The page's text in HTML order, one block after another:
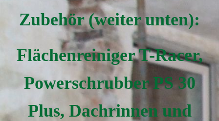
Zubehör (weiter unten):
Flächenreiniger T-Racer,
Powerschrubber PS 30
Plus, Dachrinnen und